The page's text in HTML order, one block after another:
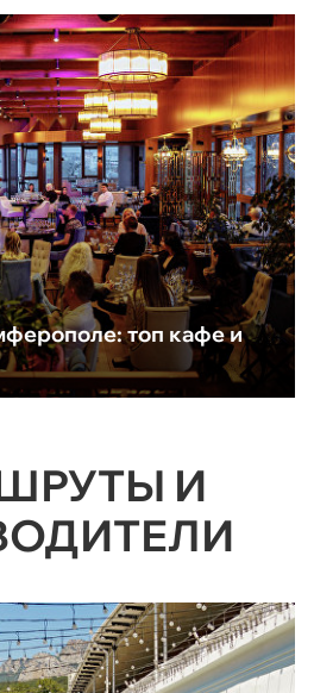
топ кафе и
И